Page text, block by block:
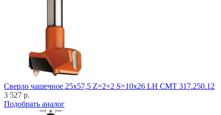
Cверло чашечное 25x57,5 Z=2+2 S=10x26 LH CMT 317.250.12
3 527 р.
Подобрать аналог